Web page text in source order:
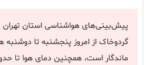
پیش‌بینی‌های هواشناسی استان
گردوخاک از امروز پنجشنبه تا دوشنبه
ماندگار است، همچنین دمای هوا تا